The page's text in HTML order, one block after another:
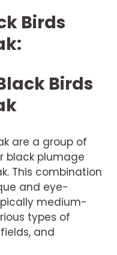
Birds
Birds
are a group of
black plumage
This combination
and eye-
medium-
types of
and